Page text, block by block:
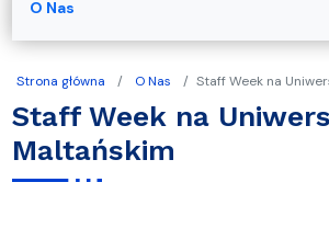
Strona główna O Nas Staff Week na
Staff Week na
Maltańskim
O Nas